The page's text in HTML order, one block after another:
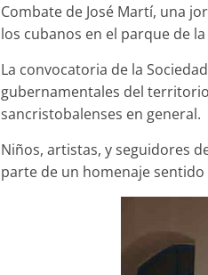
Combate de José Martí, una
los cubanos en el parque de
La convocatoria de la
gubernamentales del
sancristobalenses en general.
Niños, artistas, y seguidores
parte de un homenaje sentido